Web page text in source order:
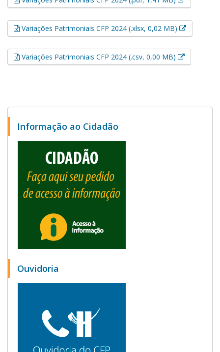
Variações Patrimoniais CFP 2024 (.xlsx, 0,02 MB) Esse link
Variações Patrimoniais CFP 2024 (.csv, 0,00 MB) Esse link
Informação ao Cidadão
Ouvidoria